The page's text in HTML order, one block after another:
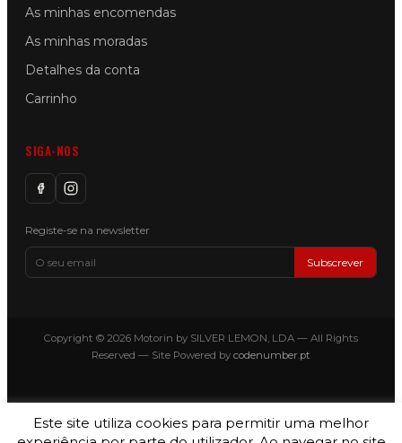
As minhas encomendas
As minhas moradas
Detalhes da conta
Carrinho
SIGA-NOS
Registe-se na newsletter
Subscrever
Copyright © 2026 Motorin by SILVER LEMON, LDA — All Rights
Reserved — Site Powered by codenumber.pt
Este site utiliza cookies para permitir uma melhor